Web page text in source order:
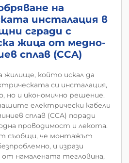
на
инсталация в
сгради с
жица от медно-
сплав (CCA)
жилище, който искал да
си инсталация,
но и икономично решение.
електрически кабели
сплав (CCA) поради
проводимост и лекота.
съобщи, че монтажът
и изрази
намалената тегловина,